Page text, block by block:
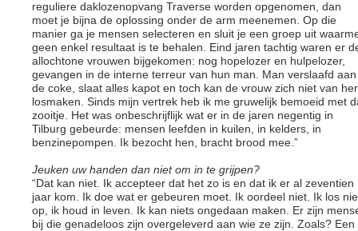
reguliere daklozenopvang Traverse worden opgenomen, dan
moet je bijna de oplossing onder de arm meenemen. Op die
manier ga je mensen selecteren en sluit je een groep uit
geen enkel resultaat is te behalen. Eind jaren tachtig waren er
allochtone vrouwen bijgekomen: nog hopelozer en hulpelozer,
gevangen in de interne terreur van hun man. Man verslaafd aan
de coke, slaat alles kapot en toch kan de vrouw zich niet van
losmaken. Sinds mijn vertrek heb ik me gruwelijk bemoeid met
zooitje. Het was onbeschrijflijk wat er in de jaren negentig in
Tilburg gebeurde: mensen leefden in kuilen, in kelders, in
benzinepompen. Ik bezocht hen, bracht brood mee.”
Jeuken uw handen dan niet om in te grijpen?
“Dat kan niet. Ik accepteer dat het zo is en dat ik er al zeventien
jaar kom. Ik doe wat er gebeuren moet. Ik oordeel niet. Ik los
op, ik houd in leven. Ik kan niets ongedaan maken. Er zijn
bij die genadeloos zijn overgeleverd aan wie ze zijn. Zoals? Een